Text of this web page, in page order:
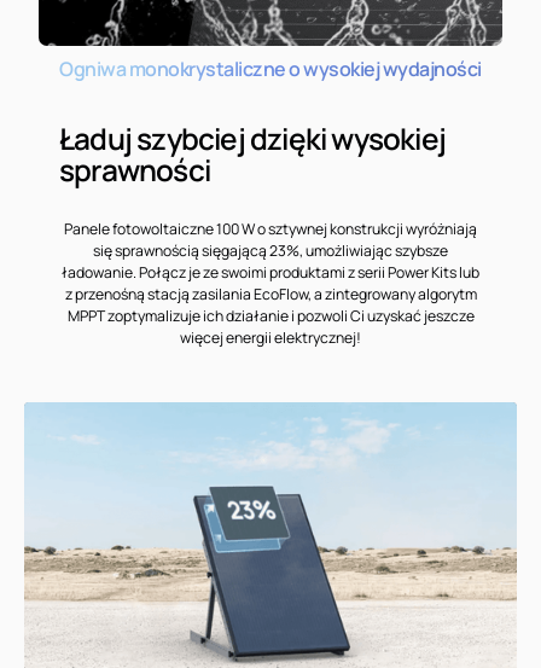
Ogniwa monokrystaliczne o wysokiej wydajności
Ładuj szybciej dzięki wysokiej
sprawności
Panele fotowoltaiczne 100 W o sztywnej konstrukcji wyróżniają
się sprawnością sięgającą 23%, umożliwiając szybsze
ładowanie. Połącz je ze swoimi produktami z serii Power Kits lub
z przenośną stacją zasilania EcoFlow, a zintegrowany algorytm
MPPT zoptymalizuje ich działanie i pozwoli Ci uzyskać jeszcze
więcej energii elektrycznej!